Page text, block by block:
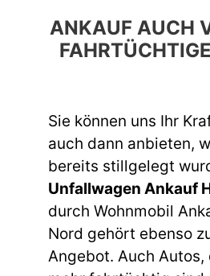
ANKAUF AUCH
Sie können uns Ihr
auch dann anbieten,
bereits stillgelegt
Unfallwagen Ankauf
durch Wohnmobil
Nord gehört ebenso
Angebot. Auch Autos,